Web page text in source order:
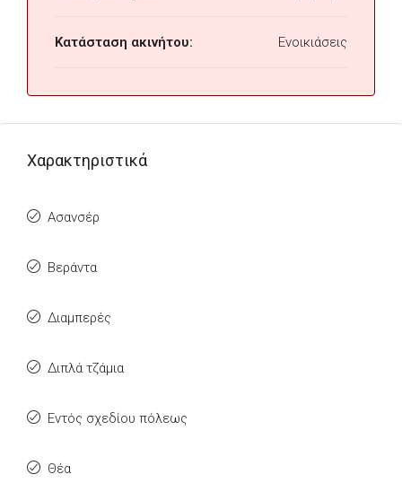
Κατάσταση ακινήτου: Ενοικιάσεις
Χαρακτηριστικά
Ασανσέρ
Βεράντα
Διαμπερές
Διπλά τζάμια
Εντός σχεδίου πόλεως
Θέα